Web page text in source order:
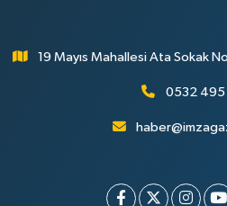
19 Mayıs Mahallesi Ata Sokak
0532